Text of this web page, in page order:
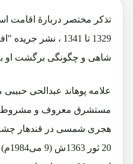
تذکر مختصر دربارۀ اقامت
1329 تا 1341 ، نشر
شاهی و چگونگی برگشت او
علامه پوهاند عبدالحی
هجری شمسی در قندهار چشم
20